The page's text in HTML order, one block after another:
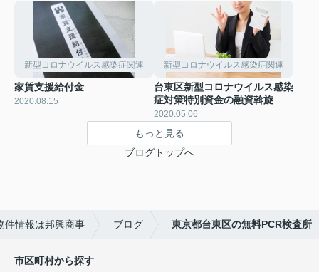
新型コロナウイルス感染症関連
家賃支援給付金
2020.08.15
新型コロナウイルス感染症関連
台東区新型コロナウイルス感染
症対策特別資金の融資斡旋
2020.05.06
もっと見る
ブログトップへ
件情報は邦興商事 ブログ 東京都台東区の無料PCR検査所
市区町村から探す